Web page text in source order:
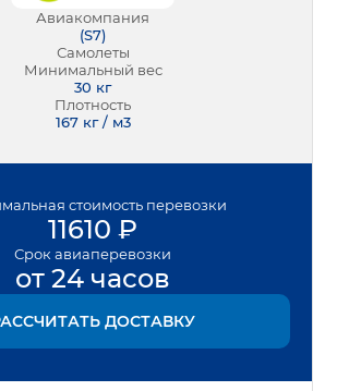
Авиакомпания
(S7)
Самолеты
Минимальный вес
30 кг
Плотность
167 кг / м3
стоимость перевозки
11610 ₽
Срок авиаперевозки
от 24 часов
ДОСТАВКУ